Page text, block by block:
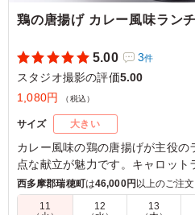
鶏の唐揚げ カレー風味ラン
5.00 3件
スタジオ撮影の評価5.00
1,080円
（税込）
サイズ 大きい
カレー風味の鶏の唐揚げが主役
点な献立が魅力です。キャロッ
も楽しめます。ランチや会議、イ
みんなが笑顔になること間違いあ
西多摩郡瑞穂町は46,000円以上のご注
11
12
13